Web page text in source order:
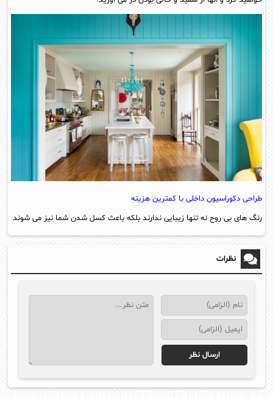
طراحی دکوراسیون داخلی با کمترین هزینه
رنگ های بی روح نه تنها زیبایی ندارند بلکه باعث کسل شدن شما نیز می شوند
نظرات